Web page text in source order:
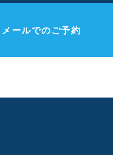
メールでのご予約